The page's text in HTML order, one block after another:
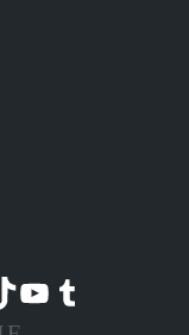
account
ons TikTok account
Bezoek ons YouTube kanaalBezoek ons Tumblr account